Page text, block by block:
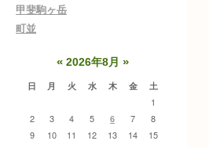
甲斐駒ヶ岳
町並
« 2026年8月 »
日 月 火 水 木 金 土
1
2
3 4 5 6 7
8
9
10 11 12 13 14
15